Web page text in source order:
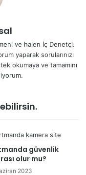
ve halen İç Denetçi.
yaparak sorularınızı
okumaya ve tamamını
güvenlik
olur mu?
2023